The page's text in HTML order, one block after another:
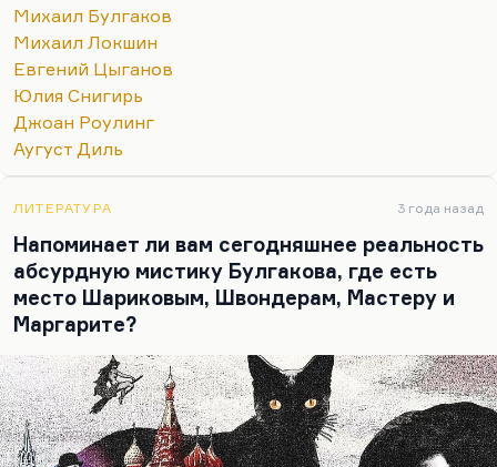
этими людьми существует, полное
взаимопонимание. Ведь их и сводит тонкое
понимание того, что происходит вокруг них. А
это уже порождает такую солидарность…
Михаил Булгаков
Михаил Локшин
Евгений Цыганов
Юлия Снигирь
Джоан Роулинг
Аугуст Диль
ЛИТЕРАТУРА 3 года назад
Напоминает ли вам сегодняшнее реальность
абсурдную мистику Булгакова, где есть
место Шариковым, Швондерам, Мастеру и
Маргарите?